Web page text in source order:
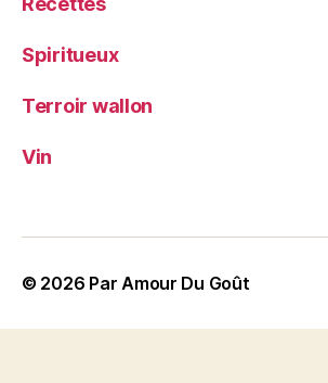
Spiritueux
Terroir wallon
Vin
© 2026 Par Amour Du Goût